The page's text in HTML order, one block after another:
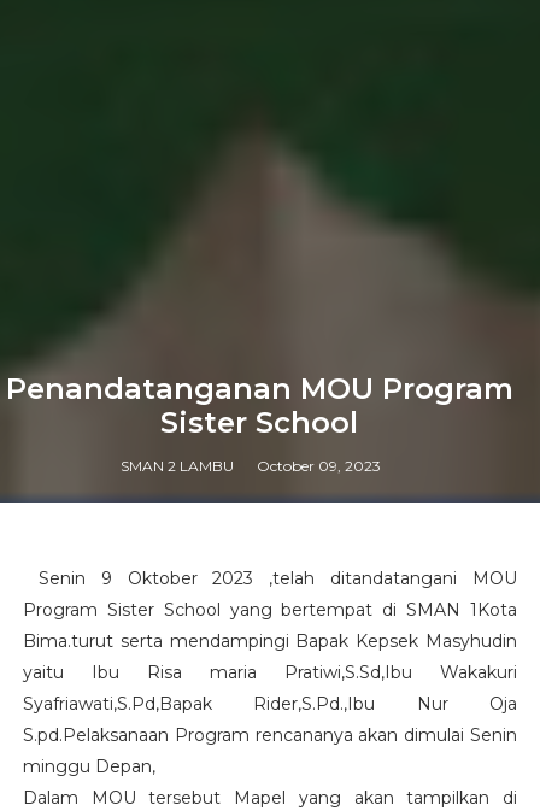
Penandatanganan MOU Program
Sister School
SMAN 2 LAMBU October 09, 2023
Senin 9 Oktober 2023 ,telah ditandatangani MOU
Program Sister School yang bertempat di SMAN 1Kota
Bima.turut serta mendampingi Bapak Kepsek Masyhudin
yaitu Ibu Risa maria Pratiwi,S.Sd,Ibu Wakakuri
Syafriawati,S.Pd,Bapak Rider,S.Pd.,Ibu Nur Oja
S.pd.Pelaksanaan Program rencananya akan dimulai Senin
minggu Depan,
Dalam MOU tersebut Mapel yang akan tampilkan di